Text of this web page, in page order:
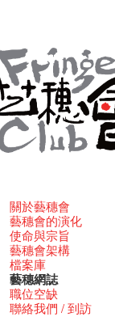
關於藝穗會
藝穗會的演化
使命與宗旨
藝穗會架構
檔案庫
藝穗網誌
職位空缺
聯絡我們 / 到訪